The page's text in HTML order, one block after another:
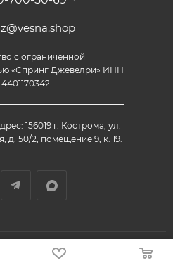
с ограниченной
«Спринг Джевелри» ИНН
4401170342
156019 г. Кострома, ул.
д. 50/2, помещение 9, к. 19.